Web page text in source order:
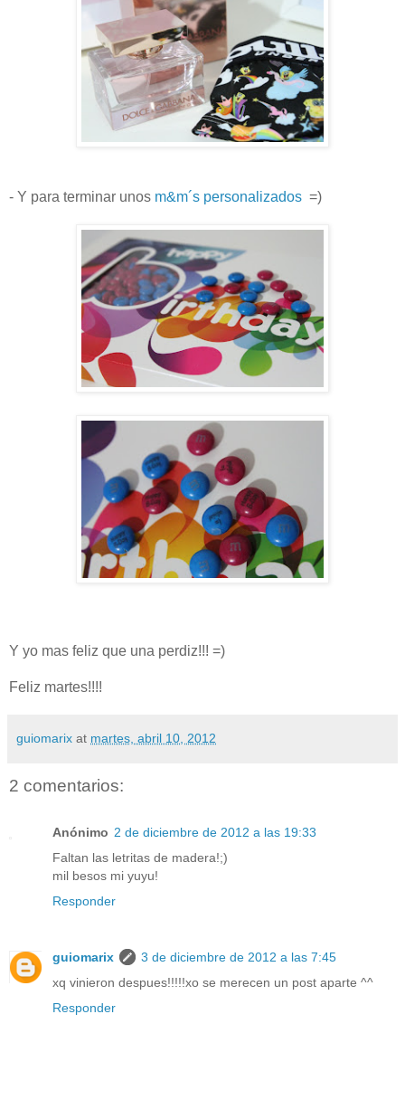
- Y para terminar unos m&m´s personalizados =)
Y yo mas feliz que una perdiz!!! =)
Feliz martes!!!!
guiomarix at martes, abril 10, 2012
2 comentarios:
Anónimo 2 de diciembre de 2012 a las 19:33
Faltan las letritas de madera!;)
mil besos mi yuyu!
Responder
guiomarix
3 de diciembre de 2012 a las 7:45
xq vinieron despues!!!!!xo se merecen un post aparte ^^
Responder